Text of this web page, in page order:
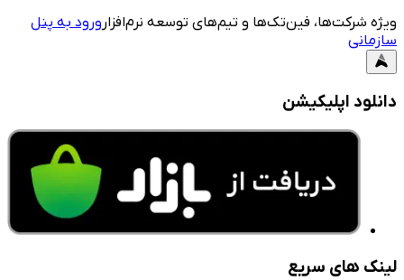
ویژه شرکت‌ها، فین‌تک‌ها و تیم‌های توسعه نرم‌افزار ورود به پنل
سازمانی
دانلود اپلیکیشن
لینک های سریع